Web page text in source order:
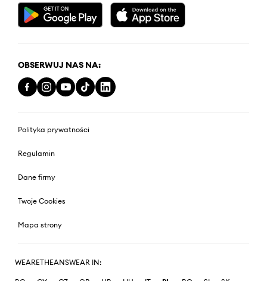
OBSERWUJ NAS NA:
Polityka prywatności
Regulamin
Dane firmy
Twoje Cookies
Mapa strony
WEARETHEANSWEAR IN: